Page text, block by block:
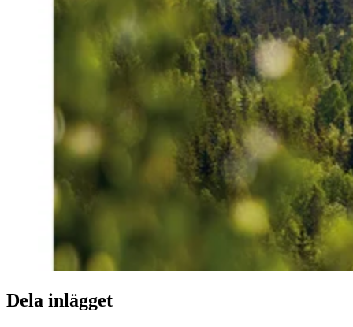
Dela inlägget